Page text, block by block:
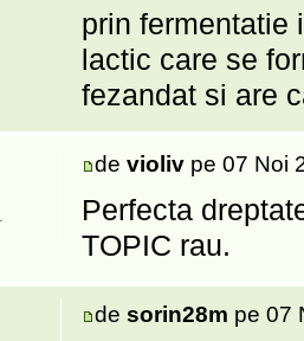
prin fermentatie
lactic care se
fezandat si are
devioliv pe 07 Noi
Perfecta
TOPIC rau.
desorin28m pe 07